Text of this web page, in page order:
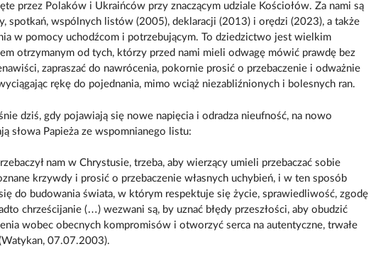
przez Polaków i Ukraińców przy znaczącym udziale Kościołów. Za nami są
spotkań, wspólnych listów (2005), deklaracji (2013) i orędzi (2023), a także
w pomocy uchodźcom i potrzebującym. To dziedzictwo jest wielkim
otrzymanym od tych, którzy przed nami mieli odwagę mówić prawdę bez
zapraszać do nawrócenia, pokornie prosić o przebaczenie i odważnie
rękę do pojednania, mimo wciąż niezabliźnionych i bolesnych ran.
dziś, gdy pojawiają się nowe napięcia i odradza nieufność, na nowo
słowa Papieża ze wspomnianego listu:
nam w Chrystusie, trzeba, aby wierzący umieli przebaczać sobie
krzywdy i prosić o przebaczenie własnych uchybień, i w ten sposób
do budowania świata, w którym respektuje się życie, sprawiedliwość, zgodę
chrześcijanie (…) wezwani są, by uznać błędy przeszłości, aby obudzić
wobec obecnych kompromisów i otworzyć serca na autentyczne, trwałe
07.07.2003).